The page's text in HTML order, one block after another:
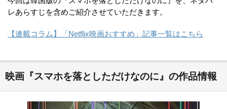
レあらすじを含めご紹介させていただきます。
【連載コラム】「Netflix映画おすすめ」記事一覧はこちら
映画『スマホを落としただけなのに』の作品情報